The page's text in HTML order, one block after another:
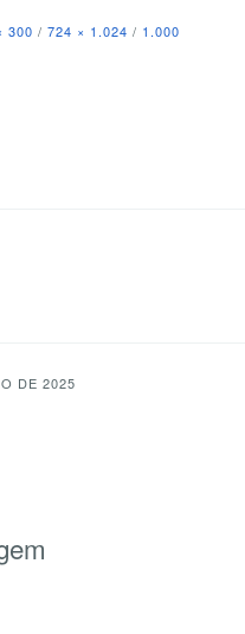
300 / 724 × 1.024 / 1.000
DE 2025